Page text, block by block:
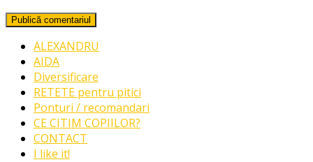
ALEXANDRU
AIDA
Diversificare
RETETE pentru pitici
Ponturi / recomandari
CE CITIM COPIILOR?
CONTACT
I like it!